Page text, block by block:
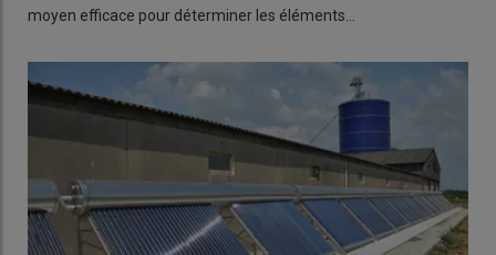
moyen efficace pour déterminer les éléments…